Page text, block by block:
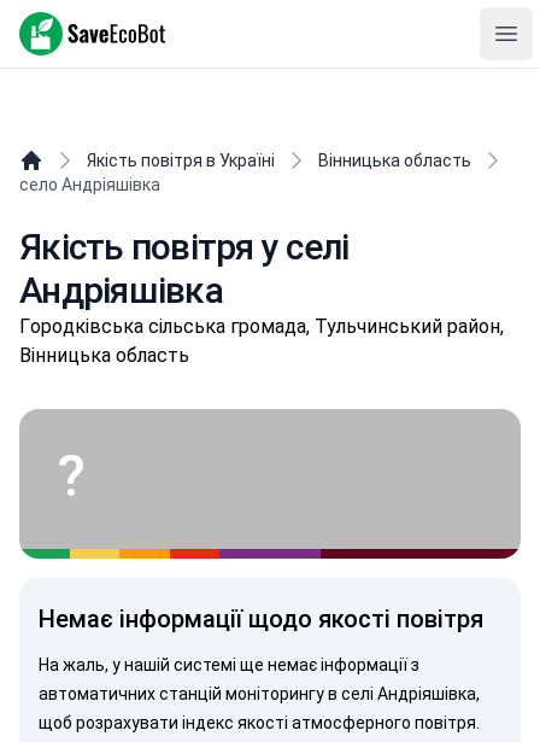
SaveEcoBot
Якість повітря в Україні
Вінницька область
село Андріяшівка
Якість повітря у селі
Андріяшівка
Гopoдківськa сільська громада, Тульчинський район,
Вінницька область
?
Немає інформації щодо якості повітря
На жаль, у нашій системі ще немає інформації з
автоматичних станцій моніторингу в селі Андріяшівка,
щоб розрахувати індекс якості атмосферного повітря.